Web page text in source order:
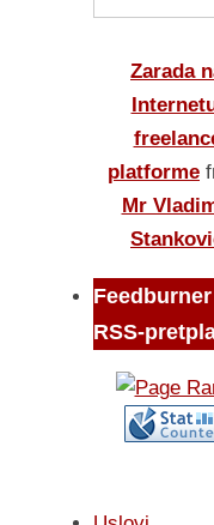
Zarada
platforme
Mr
Feedburner
RSS-